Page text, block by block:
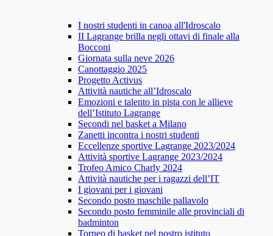
I nostri studenti in canoa all'Idroscalo
II Lagrange brilla negli ottavi di finale alla
Bocconi
Giornata sulla neve 2026
Canottaggio 2025
Progetto Activus
Attività nautiche all’Idroscalo
Emozioni e talento in pista con le allieve
dell’Istituto Lagrange
Secondi nel basket a Milano
Zanetti incontra i nostri studenti
Eccellenze sportive Lagrange 2023/2024
Attività sportive Lagrange 2023/2024
Trofeo Amico Charly 2024
Attività nautiche per i ragazzi dell’IT
I giovani per i giovani
Secondo posto maschile pallavolo
Secondo posto femminile alle provinciali di
badminton
Torneo di basket nel nostro istituto